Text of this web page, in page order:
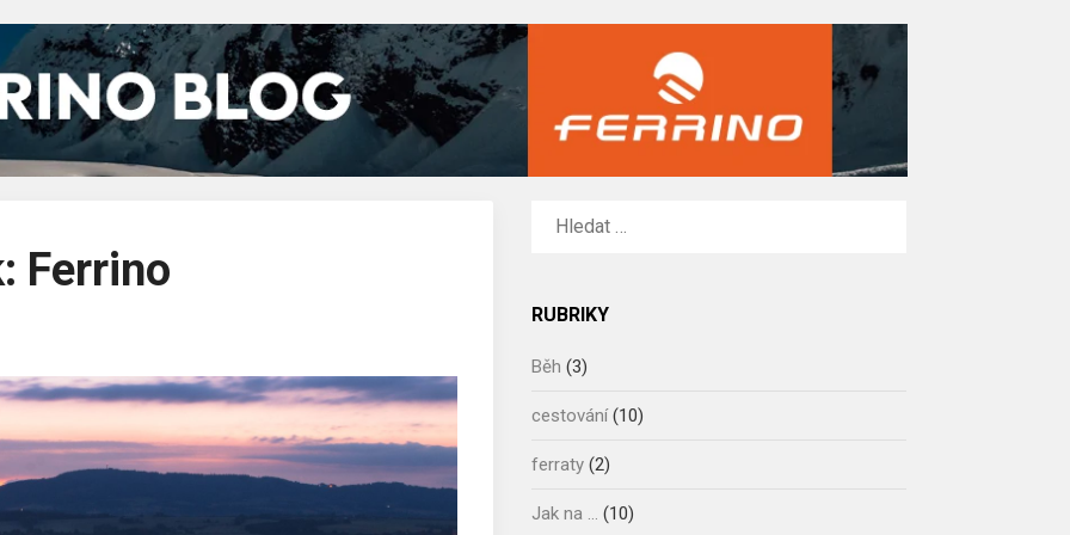
Ferrino
VYHLEDÁVÁNÍ
RUBRIKY
Běh (3)
cestování(10)
ferraty(2)
Jak na … (10)